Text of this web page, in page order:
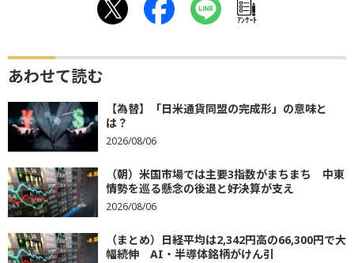
ｱﾝｹｰﾄ
あわせて読む
【為替】「日米通貨同盟の完成形」の意味と
は？
2026/08/06
（朝）米国市場では主要3指数がまちまち 中東
情勢を巡る懸念の後退と好決算が支え
2026/08/06
（まとめ）日経平均は2,342円高の66,300円で大
幅続伸 AI・半導体銘柄がけん引